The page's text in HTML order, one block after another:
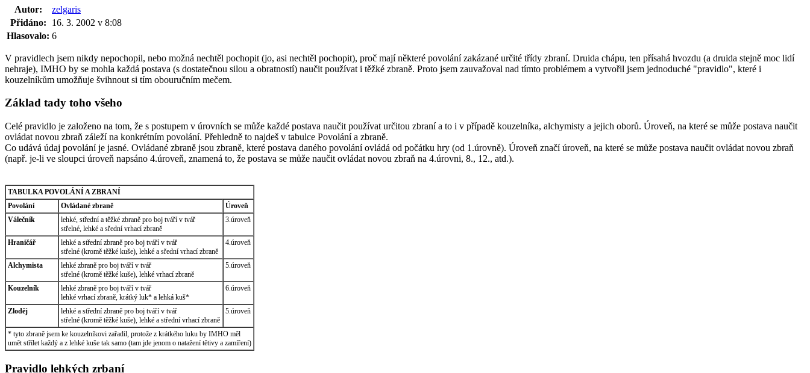
Autor:
zelgaris
Přidáno:
16. 3. 2002 v 8:08
Hlasovalo: 6
V pravidlech jsem nikdy nepochopil, nebo možná nechtěl pochopit (jo, asi nechtěl pochopit), proč mají některé povolání zakázané určité třídy zbraní. Druida chápu, ten přísahá hvozdu (a druida stejně moc lidí
nehraje), IMHO by se mohla každá postava (s dostatečnou silou a obratností) naučit používat i těžké zbraně. Proto jsem zauvažoval nad tímto problémem a vytvořil jsem jednoduché "pravidlo", které i
kouzelníkům umožňuje švihnout si tím obouručním mečem.
Základ tady toho všeho
Celé pravidlo je založeno na tom, že s postupem v úrovních se může každé postava naučit používat určitou zbraní a to i v případě kouzelníka, alchymisty a jejich oborů. Úroveň, na které se může postava naučit
ovládat novou zbraň záleží na konkrétním povolání. Přehledně to najdeš v tabulce Povolání a zbraně.
Co udává údaj povolání je jasné. Ovládané zbraně jsou zbraně, které postava daného povolání ovládá od počátku hry (od 1.úrovně). Úroveň značí úroveň, na které se může postava naučit ovládat novou zbraň
(např. je-li ve sloupci úroveň napsáno 4.úroveň, znamená to, že postava se může naučit ovládat novou zbraň na 4.úrovni, 8., 12., atd.).
TABULKA POVOLÁNÍ A ZBRANÍ
Povolání
Ovládané zbraně
Úroveň
Válečník
lehké, střední a těžké zbraně pro boj tváří v tvář
střelné, lehké a sřední vrhací zbraně
3.úroveň
Hraničář
lehké a střední zbraně pro boj tváří v tvář
střelné (kromě těžké kuše), lehké a sřední vrhací zbraně
4.úroveň
Alchymista
lehké zbraně pro boj tváří v tvář
střelné (kromě těžké kuše), lehké vrhací zbraně
5.úroveň
Kouzelník
lehké zbraně pro boj tváří v tvář
lehké vrhací zbraně, krátký luk* a lehká kuš*
6.úroveň
Zloděj
lehké a střední zbraně pro boj tváří v tvář
střelné (kromě těžké kuše), lehké a střední vrhací zbraně
5.úroveň
* tyto zbraně jsem ke kouzelníkovi zařadil, protože z krátkého luku by IMHO měl
umět střílet každý a z lehké kuše tak samo (tam jde jenom o natažení tětivy a zamíření)
Pravidlo lehkých zrbaní